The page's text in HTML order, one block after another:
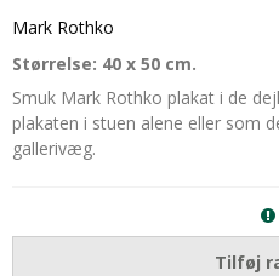
Mark Rothko
Størrelse: 40 x 50 cm.
Smuk Mark Rothko plakat i de
plakaten i stuen alene eller som
gallerivæg.
Tilføj